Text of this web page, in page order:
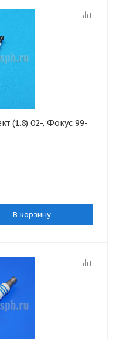
(1.8) 02-, Фокус 99-
В корзину